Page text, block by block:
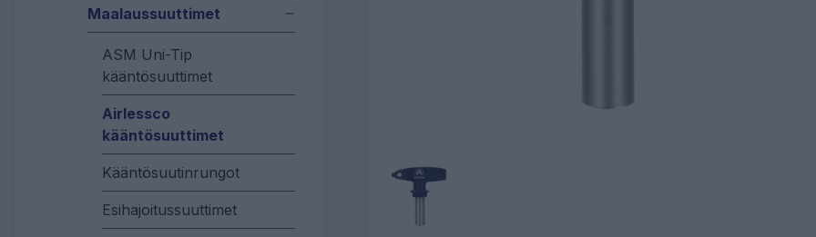
Maalaussuuttimet
ASM Uni-Tip
kääntösuuttimet
Airlessco
kääntösuuttimet
Kääntösuutinrungot
Esihajoitussuuttimet